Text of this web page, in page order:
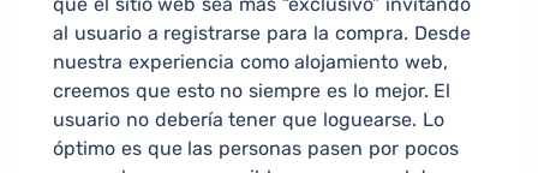
que el sitio web sea más “exclusivo” invitando
al usuario a registrarse para la compra. Desde
nuestra experiencia como alojamiento web,
creemos que esto no siempre es lo mejor. El
usuario no debería tener que loguearse. Lo
óptimo es que las personas pasen por pocos